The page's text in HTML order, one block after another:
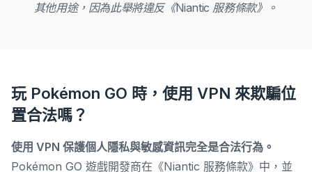
其他用途，因為此舉將違反《Niantic 服務條款》。
玩 Pokémon GO 時，使用 VPN 來欺騙位
置合法嗎？
使用 VPN 保護個人隱私與敏感資訊完全是合法行為。
Pokémon GO 遊戲開發商在《Niantic 服務條款》中，並